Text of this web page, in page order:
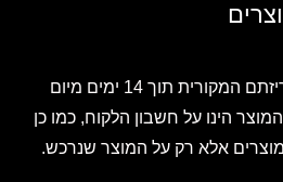
ניתן להחזיר מוצרים באריזתם המקורית תוך 14 ימים מיום
הינו על חשבון הלקוח, כמו כן
אלא רק על המוצר שנרכש.